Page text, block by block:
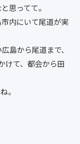
思ってて。
内にいて尾道が実
島から尾道まで、
けて、都会から田
。